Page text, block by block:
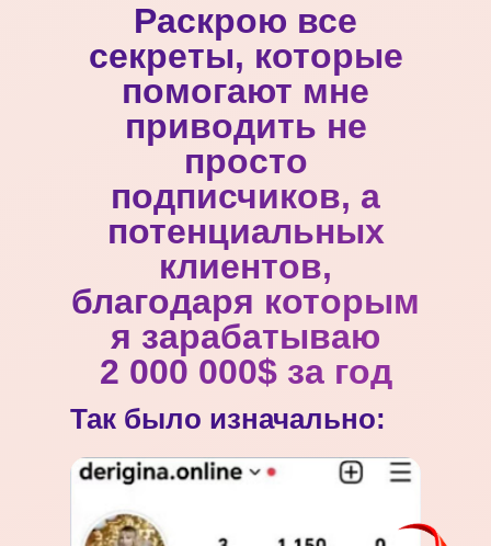
Так было изначально:
Раскрою все
секреты, которые
помогают мне
приводить не
просто
подписчиков, а
потенциальных
клиентов,
благодаря которым
я зарабатываю
2 000 000$ за год